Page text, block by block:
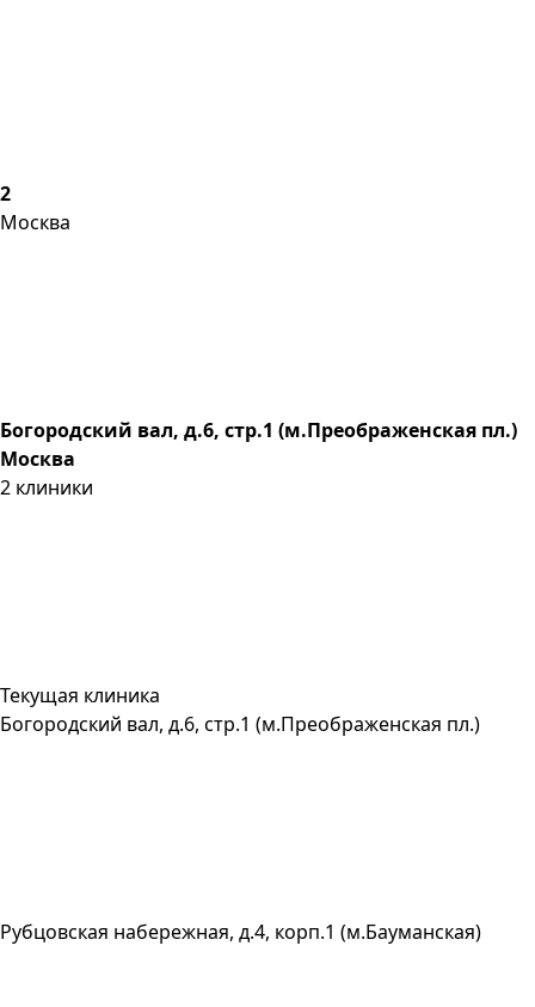
2
Москва
Богородский вал, д.6, стр.1 (м.Преображенская пл.)
Москва
2 клиники
Текущая клиника
Богородский вал, д.6, стр.1 (м.Преображенская пл.)
Рубцовская набережная, д.4, корп.1 (м.Бауманская)